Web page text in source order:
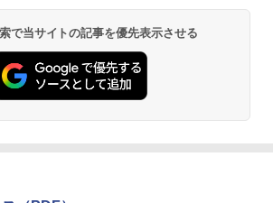
PYKES PEAK (パイクスピーク) 着替えテン
ト プライバシー テント 【中が透けない】 1
人用 折りたたみ 防災グッズ 災害用トイレ ビ
ーチ ピクニック ポップアップテント 携帯 簡
ENDLESS BASE 《めざましテレビで紹介》
-08EX カーキ ソロキャンプ ポリエステル フ
レーム ドーム型 テント
￥14,800
で当サイトの記事を優先表示させる